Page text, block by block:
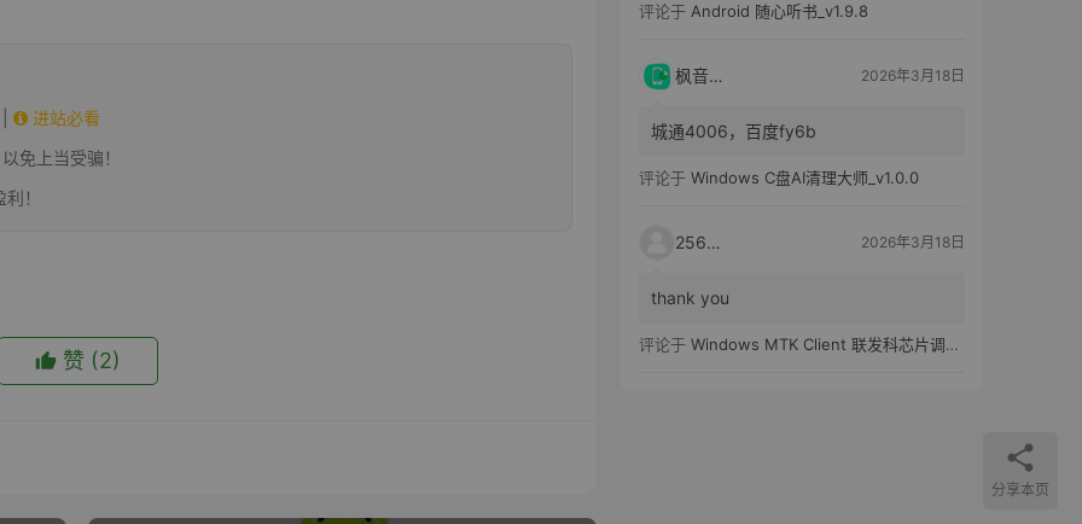
进站必看
免上当受骗！
！
赞 (2)
评论于 Android 随心听书_v1.9.8
枫音应用 2026年3月18日
城通4006，百度fy6b
评论于 Windows C盘AI清理大师_v1.0.0
25651 2026年3月18日
thank you
评论于 Windows MTK Client 联发科芯片调试工具_v2.01 汉化版
分享本页